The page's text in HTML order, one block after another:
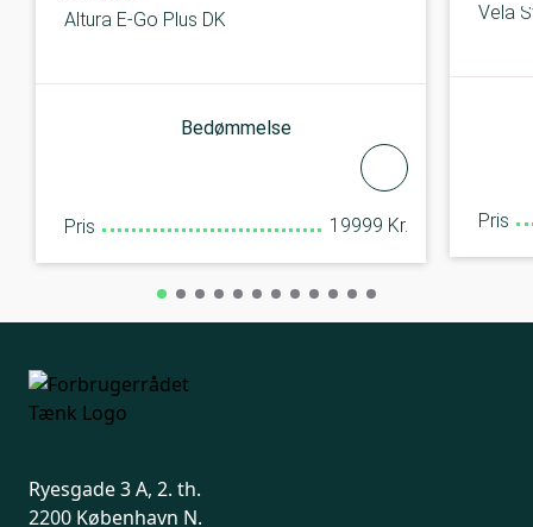
Altura E-Go Plus DK
Bedømmelse
Pris 19999 Kr.
Vela
Pris
Ryesgade 3 A, 2. th.
2200 København N.